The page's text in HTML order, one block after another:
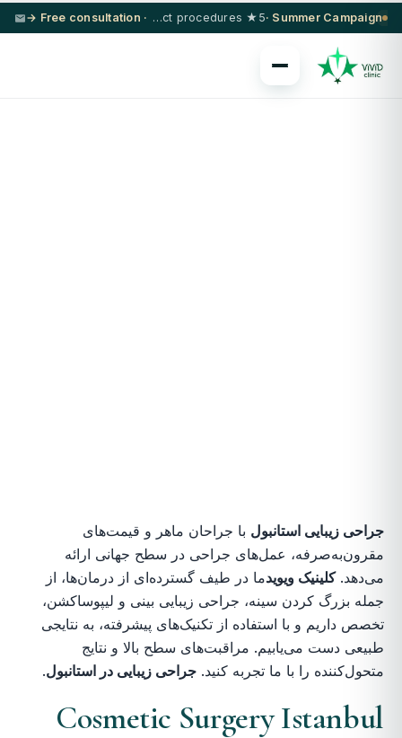
Summer Campaign ·
5★ hotel + VIP transfer on select procedures
· Free consultation →
جراحی زیبایی استانبول با جراحان ماهر و قیمت‌های
مقرون‌به‌صرفه، عمل‌های جراحی در سطح جهانی ارائه
می‌دهد.کلینیک ویویدما در طیف گسترده‌ای از درمان‌ها، از
جمله بزرگ کردن سینه، جراحی زیبایی بینی و لیپوساکشن،
تخصص داریم و با استفاده از تکنیک‌های پیشرفته، به نتایجی
طبیعی دست می‌یابیم. مراقبت‌های سطح بالا و نتایج
متحول‌کننده را با ما تجربه کنید. جراحی زیبایی در استانبول.
Cosmetic Surgery Istanbul